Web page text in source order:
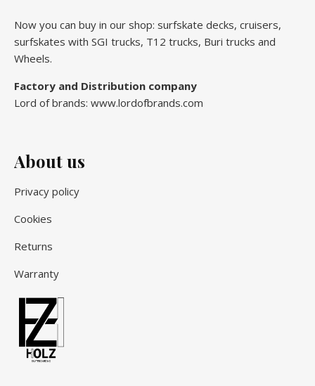
Now you can buy in our shop: surfskate decks, cruisers,
surfskates with SGI trucks, T12 trucks, Buri trucks and
Wheels.
Factory and Distribution company
Lord of brands: www.lordofbrands.com
About us
Privacy policy
Cookies
Returns
Warranty